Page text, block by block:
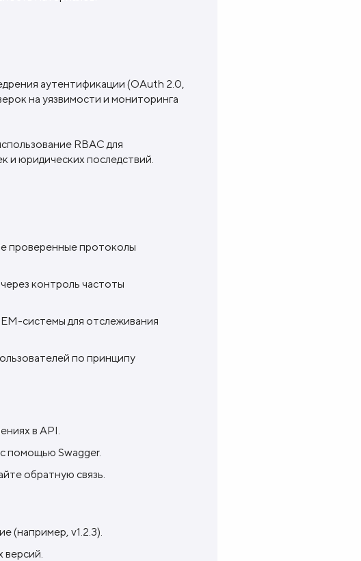
аутентификации (OAuth 2.0,
на уязвимости и мониторинга
RBAC для
и юридических последствий.
проверенные протоколы
контроль частоты
системы для отслеживания
по принципу
в API.
помощью Swagger.
обратную связь.
(например, v1.2.3).
версий.